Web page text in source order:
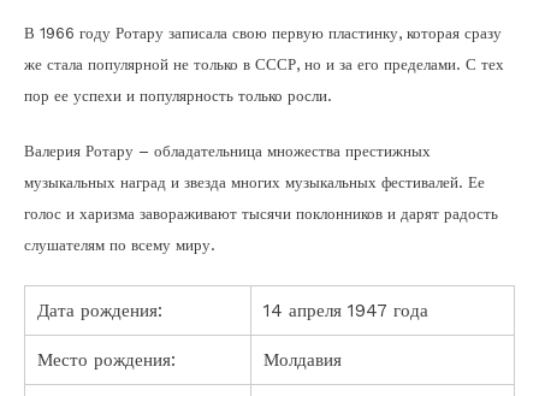
В 1966 году Ротару записала свою первую пластинку, которая сразу
же стала популярной не только в СССР, но и за его пределами. С тех
пор ее успехи и популярность только росли.
Валерия Ротару – обладательница множества престижных
музыкальных наград и звезда многих музыкальных фестивалей. Ее
голос и харизма завораживают тысячи поклонников и дарят радость
слушателям по всему миру.
Дата рождения: 14 апреля 1947 года
Место рождения: Молдавия